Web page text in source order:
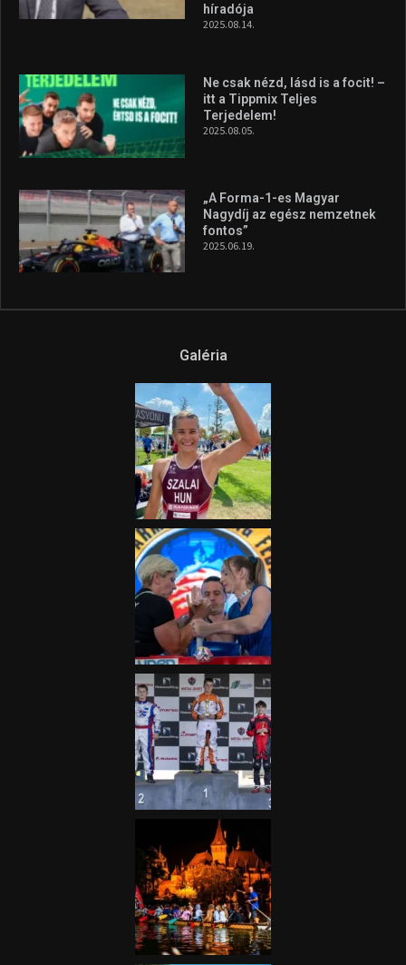
híradója
2025.08.14.
Ne csak nézd, lásd is a focit! –
itt a Tippmix Teljes
Terjedelem!
2025.08.05.
„A Forma-1-es Magyar
Nagydíj az egész nemzetnek
fontos”
2025.06.19.
Galéria